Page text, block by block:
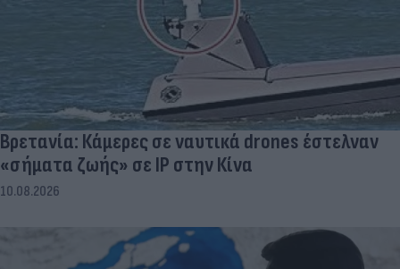
Βρετανία: Κάμερες σε ναυτικά drones έστελναν
«σήματα ζωής» σε IP στην Κίνα
10.08.2026